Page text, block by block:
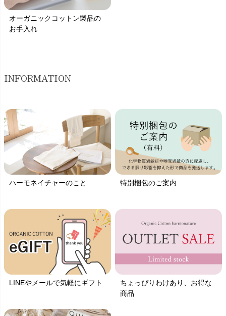
オーガニックコットン製品の
お手入れ
INFORMATION
ハーモネイチャーのこと 特別梱包のご案内
LINEやメールで気軽にギフト
ちょっぴりわけあり、お得な
商品